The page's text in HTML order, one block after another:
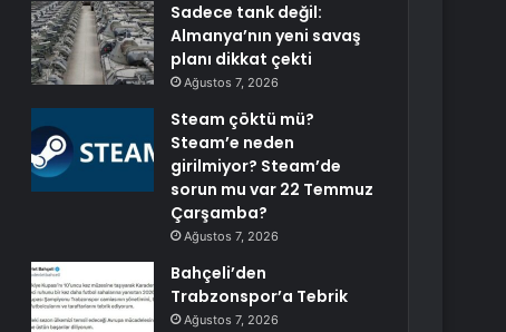
Sadece tank değil:
Almanya’nın yeni savaş
planı dikkat çekti
Ağustos 7, 2026
Steam çöktü mü?
Steam’e neden
girilmiyor? Steam’de
sorun mu var 22 Temmuz
Çarşamba?
Ağustos 7, 2026
Bahçeli’den
Trabzonspor’a Tebrik
Ağustos 7, 2026